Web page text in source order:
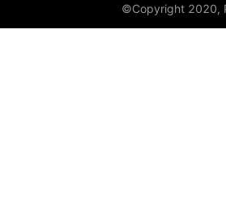
©Copyright 2020,